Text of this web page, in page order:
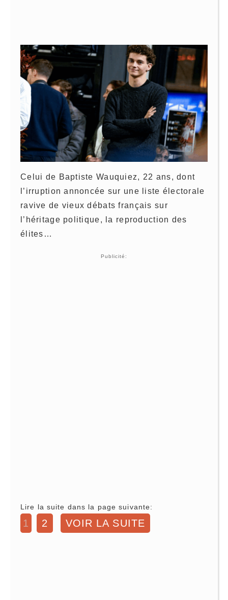
Celui de Baptiste Wauquiez, 22 ans, dont
l’irruption annoncée sur une liste électorale
ravive de vieux débats français sur
l’héritage politique, la reproduction des
élites…
Publicité:
Lire la suite dans la page suivante:
1 2 VOIR LA SUITE